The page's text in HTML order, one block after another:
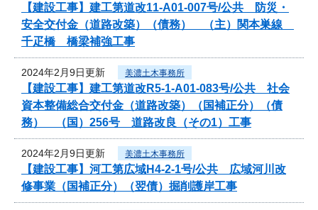
【建設工事】建工第道改11-A01-007号/公共 防災・
安全交付金（道路改築）（債務） （主）関本巣線
千疋橋 橋梁補強工事
2024年2月9日更新 美濃土木事務所
【建設工事】建工第道改R5-1-A01-083号/公共 社会
資本整備総合交付金（道路改築）（国補正分）（債
務） （国）256号 道路改良（その1）工事
2024年2月9日更新 美濃土木事務所
【建設工事】河工第広域H4-2-1号/公共 広域河川改
修事業（国補正分）（翌債）掘削護岸工事